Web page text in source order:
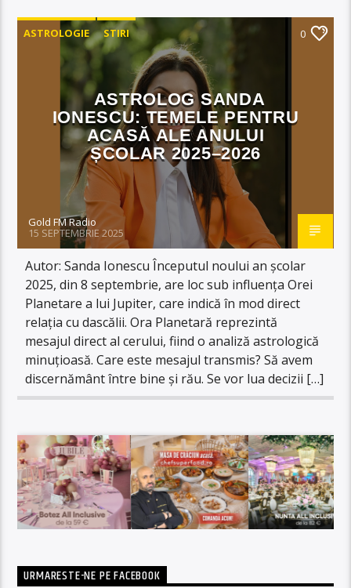
ASTROLOGIE STIRI 0
ASTROLOG SANDA
IONESCU: TEMELE PENTRU
ACASĂ ALE ANULUI
ȘCOLAR 2025–2026
Gold FM Radio
15 SEPTEMBRIE 2025
Autor: Sanda Ionescu Începutul noului an școlar
2025, din 8 septembrie, are loc sub influența Orei
Planetare a lui Jupiter, care indică în mod direct
relația cu dascălii. Ora Planetară reprezintă
mesajul direct al cerului, fiind o analiză astrologică
minuțioasă. Care este mesajul transmis? Să avem
discernământ între bine și rău. Se vor lua decizii […]
URMARESTE-NE PE FACEBOOK